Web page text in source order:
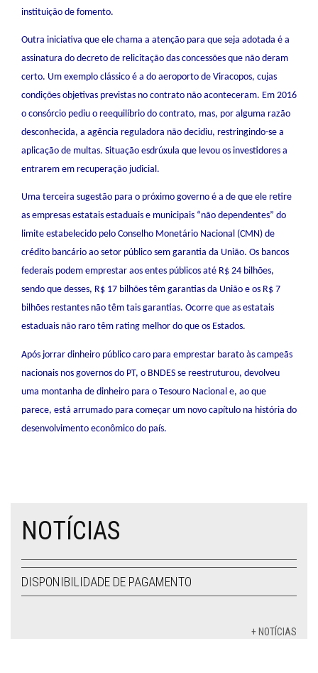
instituição de fomento.
Outra iniciativa que ele chama a atenção para que seja adotada é a
assinatura do decreto de relicitação das concessões que não deram
certo. Um exemplo clássico é a do aeroporto de Viracopos, cujas
condições objetivas previstas no contrato não aconteceram. Em 2016
o consórcio pediu o reequilíbrio do contrato, mas, por alguma razão
desconhecida, a agência reguladora não decidiu, restringindo-se a
aplicação de multas. Situação esdrúxula que levou os investidores a
entrarem em recuperação judicial.
Uma terceira sugestão para o próximo governo é a de que ele retire
as empresas estatais estaduais e municipais “não dependentes” do
limite estabelecido pelo Conselho Monetário Nacional (CMN) de
crédito bancário ao setor público sem garantia da União. Os bancos
federais podem emprestar aos entes públicos até R$ 24 bilhões,
sendo que desses, R$ 17 bilhões têm garantias da União e os R$ 7
bilhões restantes não têm tais garantias. Ocorre que as estatais
estaduais não raro têm rating melhor do que os Estados.
Após jorrar dinheiro público caro para emprestar barato às campeãs
nacionais nos governos do PT, o BNDES se reestruturou, devolveu
uma montanha de dinheiro para o Tesouro Nacional e, ao que
parece, está arrumado para começar um novo capítulo na história do
desenvolvimento econômico do país.
NOTÍCIAS
DISPONIBILIDADE DE PAGAMENTO
+ NOTÍCIAS